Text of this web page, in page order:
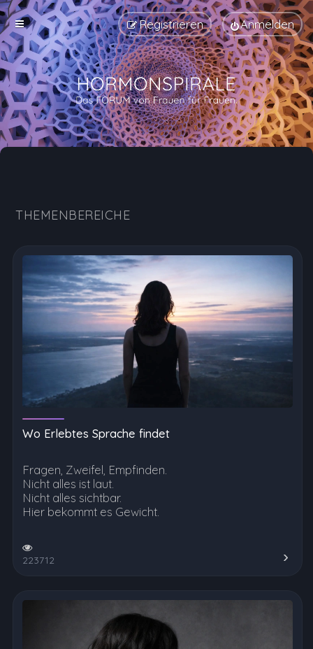
Anmelden
Registrieren
Wo Erlebtes Sprache findet
Fragen, Zweifel, Empfinden.
Nicht alles ist laut.
Nicht alles sichtbar.
Hier bekommt es Gewicht.
223712